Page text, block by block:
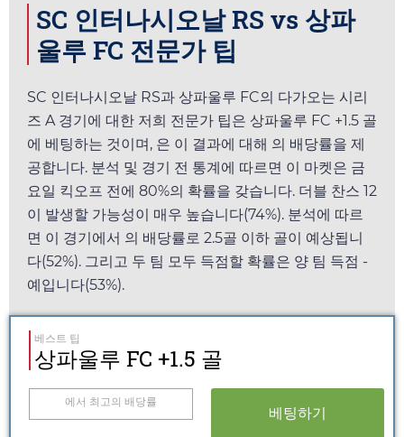
SC 인터나시오날 RS vs 상파
울루 FC 전문가 팁
SC 인터나시오날 RS과 상파울루 FC의 다가오는 시리
즈 A 경기에 대한 저희 전문가 팁은 상파울루 FC +1.5 골
에 베팅하는 것이며, 은 이 결과에 대해 의 배당률을 제
공합니다. 분석 및 경기 전 통계에 따르면 이 마켓은 금
요일 킥오프 전에 80%의 확률을 갖습니다. 더블 찬스 12
이 발생할 가능성이 매우 높습니다(74%). 분석에 따르
면 이 경기에서 의 배당률로 2.5골 이하 골이 예상됩니
다(52%). 그리고 두 팀 모두 득점할 확률은 양 팀 득점 -
예입니다(53%).
베스트 팁
상파울루 FC +1.5 골
에서 최고의 배당률
베팅하기